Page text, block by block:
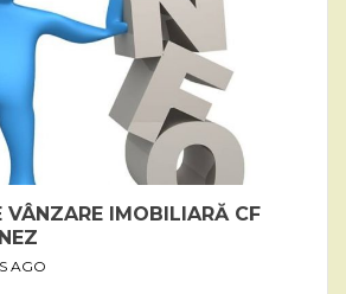
VÂNZARE IMOBILIARĂ CF
AGO